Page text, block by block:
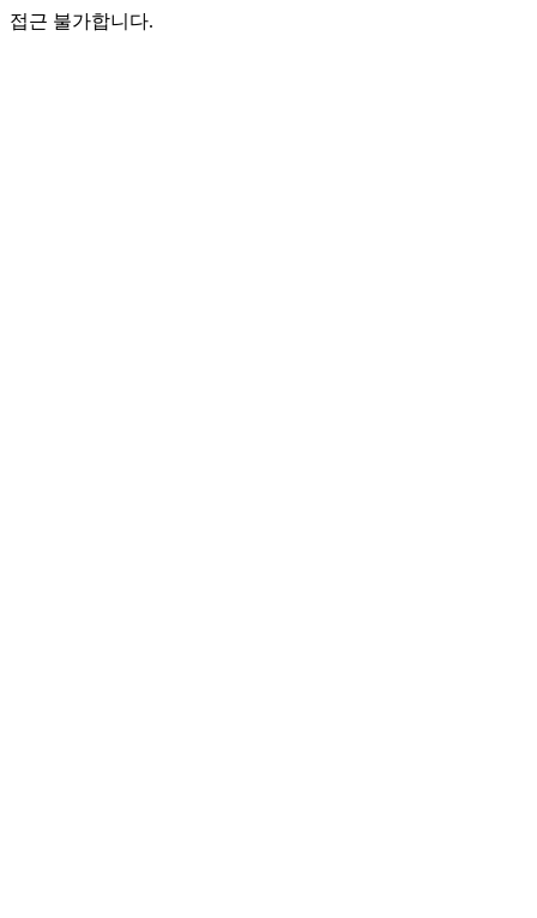
접근 불가합니다.